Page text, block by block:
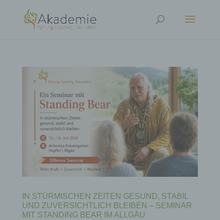
IN STÜRMISCHEN ZEITEN GESUND, STABIL
UND ZUVERSICHTLICH BLEIBEN – SEMINAR
MIT STANDING BEAR IM ALLGÄU